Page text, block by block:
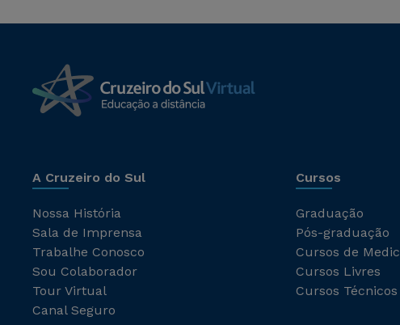
A Cruzeiro do Sul
Nossa História
Sala de Imprensa
Trabalhe Conosco
Sou Colaborador
Tour Virtual
Canal Seguro
Cursos
Graduação
Pós-graduação
Cursos de
Cursos Livres
Cursos Técnicos